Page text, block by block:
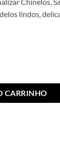
lindos,
CARRINHO